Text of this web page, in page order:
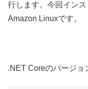
行します。今回イン
Amazon Linuxです。
.NET Coreのバージョ